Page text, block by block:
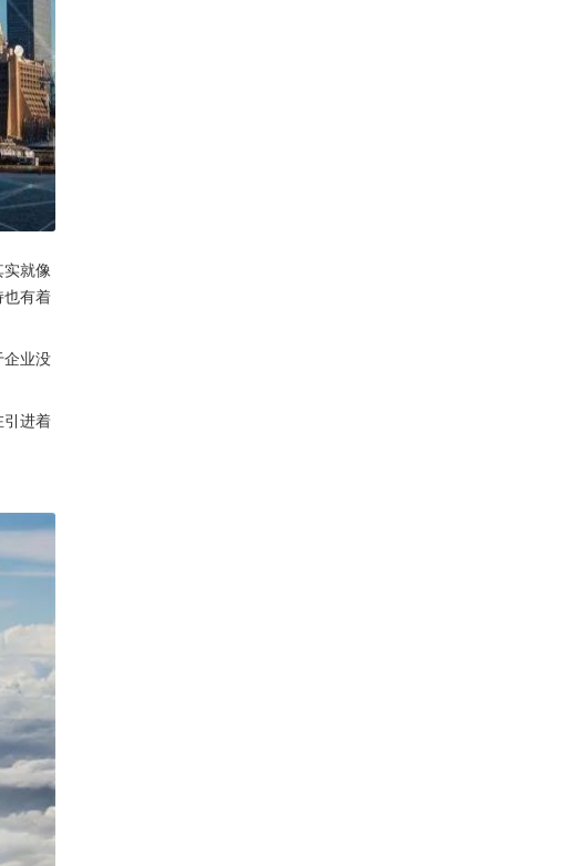
就像
有着
企业没
进着